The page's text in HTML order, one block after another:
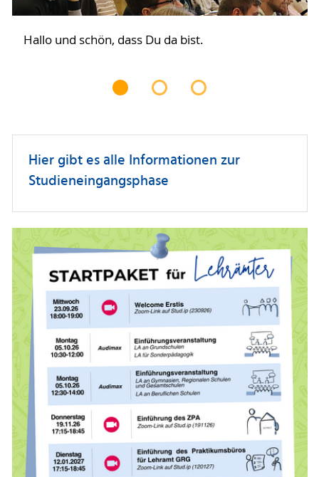
Hallo und schön, dass Du da bist.
Hier gibt es alle Informationen zur
Studieneingangsphase